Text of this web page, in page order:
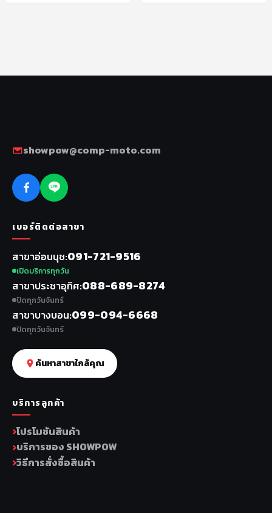
showpow@comp-moto.com
เบอร์ติดต่อสาขา
สาขาอ่อนนุช 091-721-9516
เปิดบริการทุกวัน
สาขาประชาอุทิศ 088-689-8274
ปิดทุกวันจันทร์
สาขาบางบอน 099-094-6668
ปิดทุกวันจันทร์
ค้นหาสาขาใกล้คุณ
บริการลูกค้า
โปรโมชันสินค้า
บริการของ SHOWPOW
วิธีการสั่งซื้อสินค้า